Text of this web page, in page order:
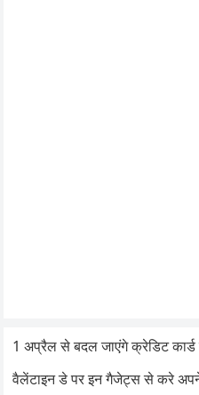
1 अप्रैल से बदल जाएंगे क्रेडिट
वैलेंटाइन डे पर इन गैजेट्स से करे